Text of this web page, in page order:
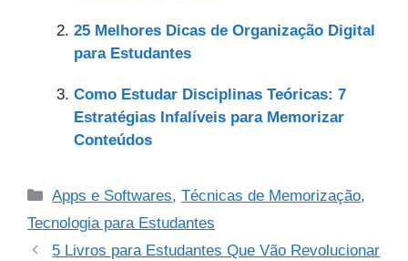
o
o
k
p
p
m
25 Melhores Dicas de Organização Digital
para Estudantes
Como Estudar Disciplinas Teóricas: 7
Estratégias Infalíveis para Memorizar
Conteúdos
Categorias
Apps e Softwares,Técnicas de Memorização,
Tecnologia para Estudantes
5 Livros para Estudantes Que Vão Revolucionar